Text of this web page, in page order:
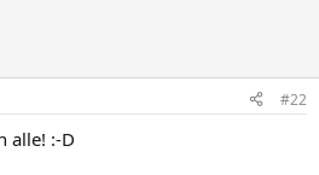
#22
alle! :-D